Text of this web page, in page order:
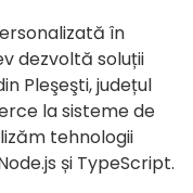
în
dezvoltă soluții
Pleşeşti, județul
la sisteme de
tehnologii
și TypeScript.